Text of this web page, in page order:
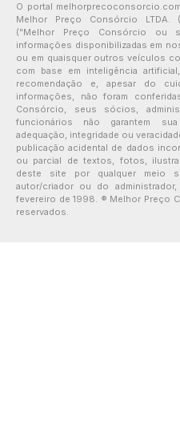
O portal
Melhor Preço Consórcio LTDA.
("Melhor Preço Consórcio ou
informações disponibilizadas em
ou em quaisquer outros veículos
com base em inteligência
recomendação e, apesar do
informações, não foram
Consórcio, seus sócios,
funcionários não garantem
adequação, integridade ou
publicação acidental de dados
ou parcial de textos, fotos,
deste site por qualquer meio
autor/criador ou do
fevereiro de 1998. ® Melhor Preço
reservados.